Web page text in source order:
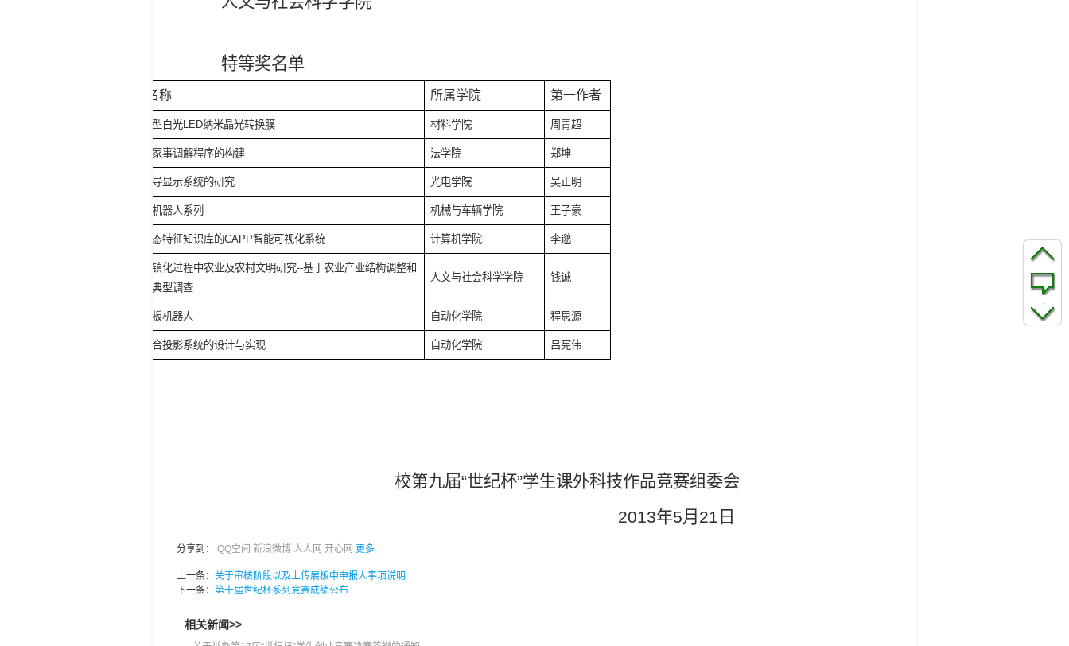
特等奖名单
项目名称 所属学院 第一作者
一类新型白光LED纳米晶光转换膜 材料学院 周青超
论我国家事调解程序的构建 法学院 郑坤
全息波导显示系统的研究 光电学院 吴正明
外骨骼机器人系列 机械与车辆学院 王子豪
基于动态特征知识库的CAPP智能可视化系统 计算机学院 李邈
我国城镇化过程中农业及农村文明研究--基于农业产业结构调整和
优化的典型调查
人文与社会科学学院 钱诚
两栖蛙板机器人 自动化学院 程思源
智能组合投影系统的设计与实现 自动化学院 吕宪伟
校第九届“世纪杯”学生课外科技作品竞赛组委会
2013年5月 21 日
分享到： QQ空间 新浪微博 人人网 开心网 更多
上一条： 关于审核阶段以及上传展板中申报人事项说明
下一条： 第十届世纪杯系列竞赛成绩公布
相关新闻>>